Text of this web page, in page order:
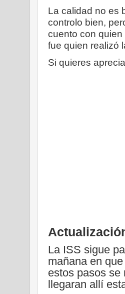
La calidad no es
controlo bien,
cuento con
fue quien realizó
Si quieres
La ISS sigue
mañana en
estos pasos se
llegaran allí